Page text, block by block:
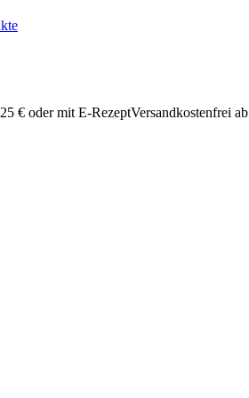
€ oder mit E-RezeptVersandkostenfrei